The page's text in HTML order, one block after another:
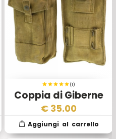
(1)
Coppia di Giberne
Inglesi Pattern 37
€ 35.00